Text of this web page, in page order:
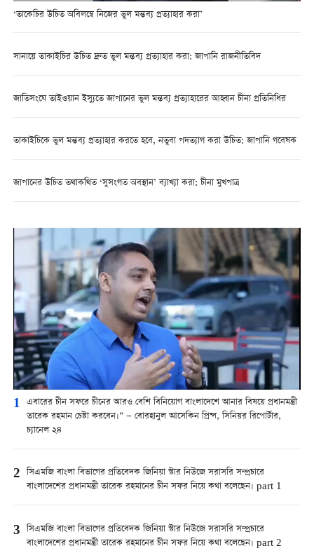
‘তাকেচির উচিত অবিলম্বে নিজের ভুল মন্তব্য প্রত্যাহার করা’
সানায়ে তাকাইচির উচিত দ্রুত ভুল মন্তব্য প্রত্যাহার করা: জাপানি রাজনীতিবিদ
জাতিসংঘে তাইওয়ান ইস্যুতে জাপানের ভুল মন্তব্য প্রত্যাহারের আহ্বান চীনা প্রতিনিধির
তাকাইচিকে ভুল মন্তব্য প্রত্যাহার করতে হবে, নতুবা পদত্যাগ করা উচিত: জাপানি গবেষক
জাপানের উচিত তথাকথিত ‘সুসংগত অবস্থান’ ব্যাখ্যা করা: চীনা মুখপাত্র
1 এবারের চীন সফরে চীনের আরও বেশি বিনিয়োগ বাংলাদেশে আনার বিষয়ে প্রধানমন্ত্রী
তারেক রহমান চেষ্টা করবেন।” — বোরহানুল আসেকিন প্রিন্স, সিনিয়র রিপোর্টার,
চ্যানেল ২৪
2 সিএমজি বাংলা বিভাগের প্রতিবেদক জিনিয়া স্টার নিউজে সরাসরি সম্প্রচারে
বাংলাদেশের প্রধানমন্ত্রী তারেক রহমানের চীন সফর নিয়ে কথা বলেছেন। part 1
3 সিএমজি বাংলা বিভাগের প্রতিবেদক জিনিয়া স্টার নিউজে সরাসরি সম্প্রচারে
বাংলাদেশের প্রধানমন্ত্রী তারেক রহমানের চীন সফর নিয়ে কথা বলেছেন। part 2